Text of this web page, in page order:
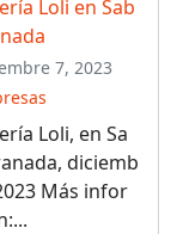
Loli en Sab
7, 2023
Loli, en Sa
diciemb
Más infor